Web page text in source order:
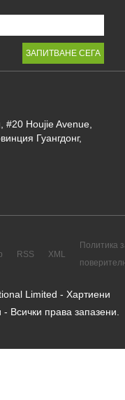
#20 Houjie Avenue,
Гуангдонг,
RSS XML
Политика
Limited - Хартиени
- Всички права запазени.